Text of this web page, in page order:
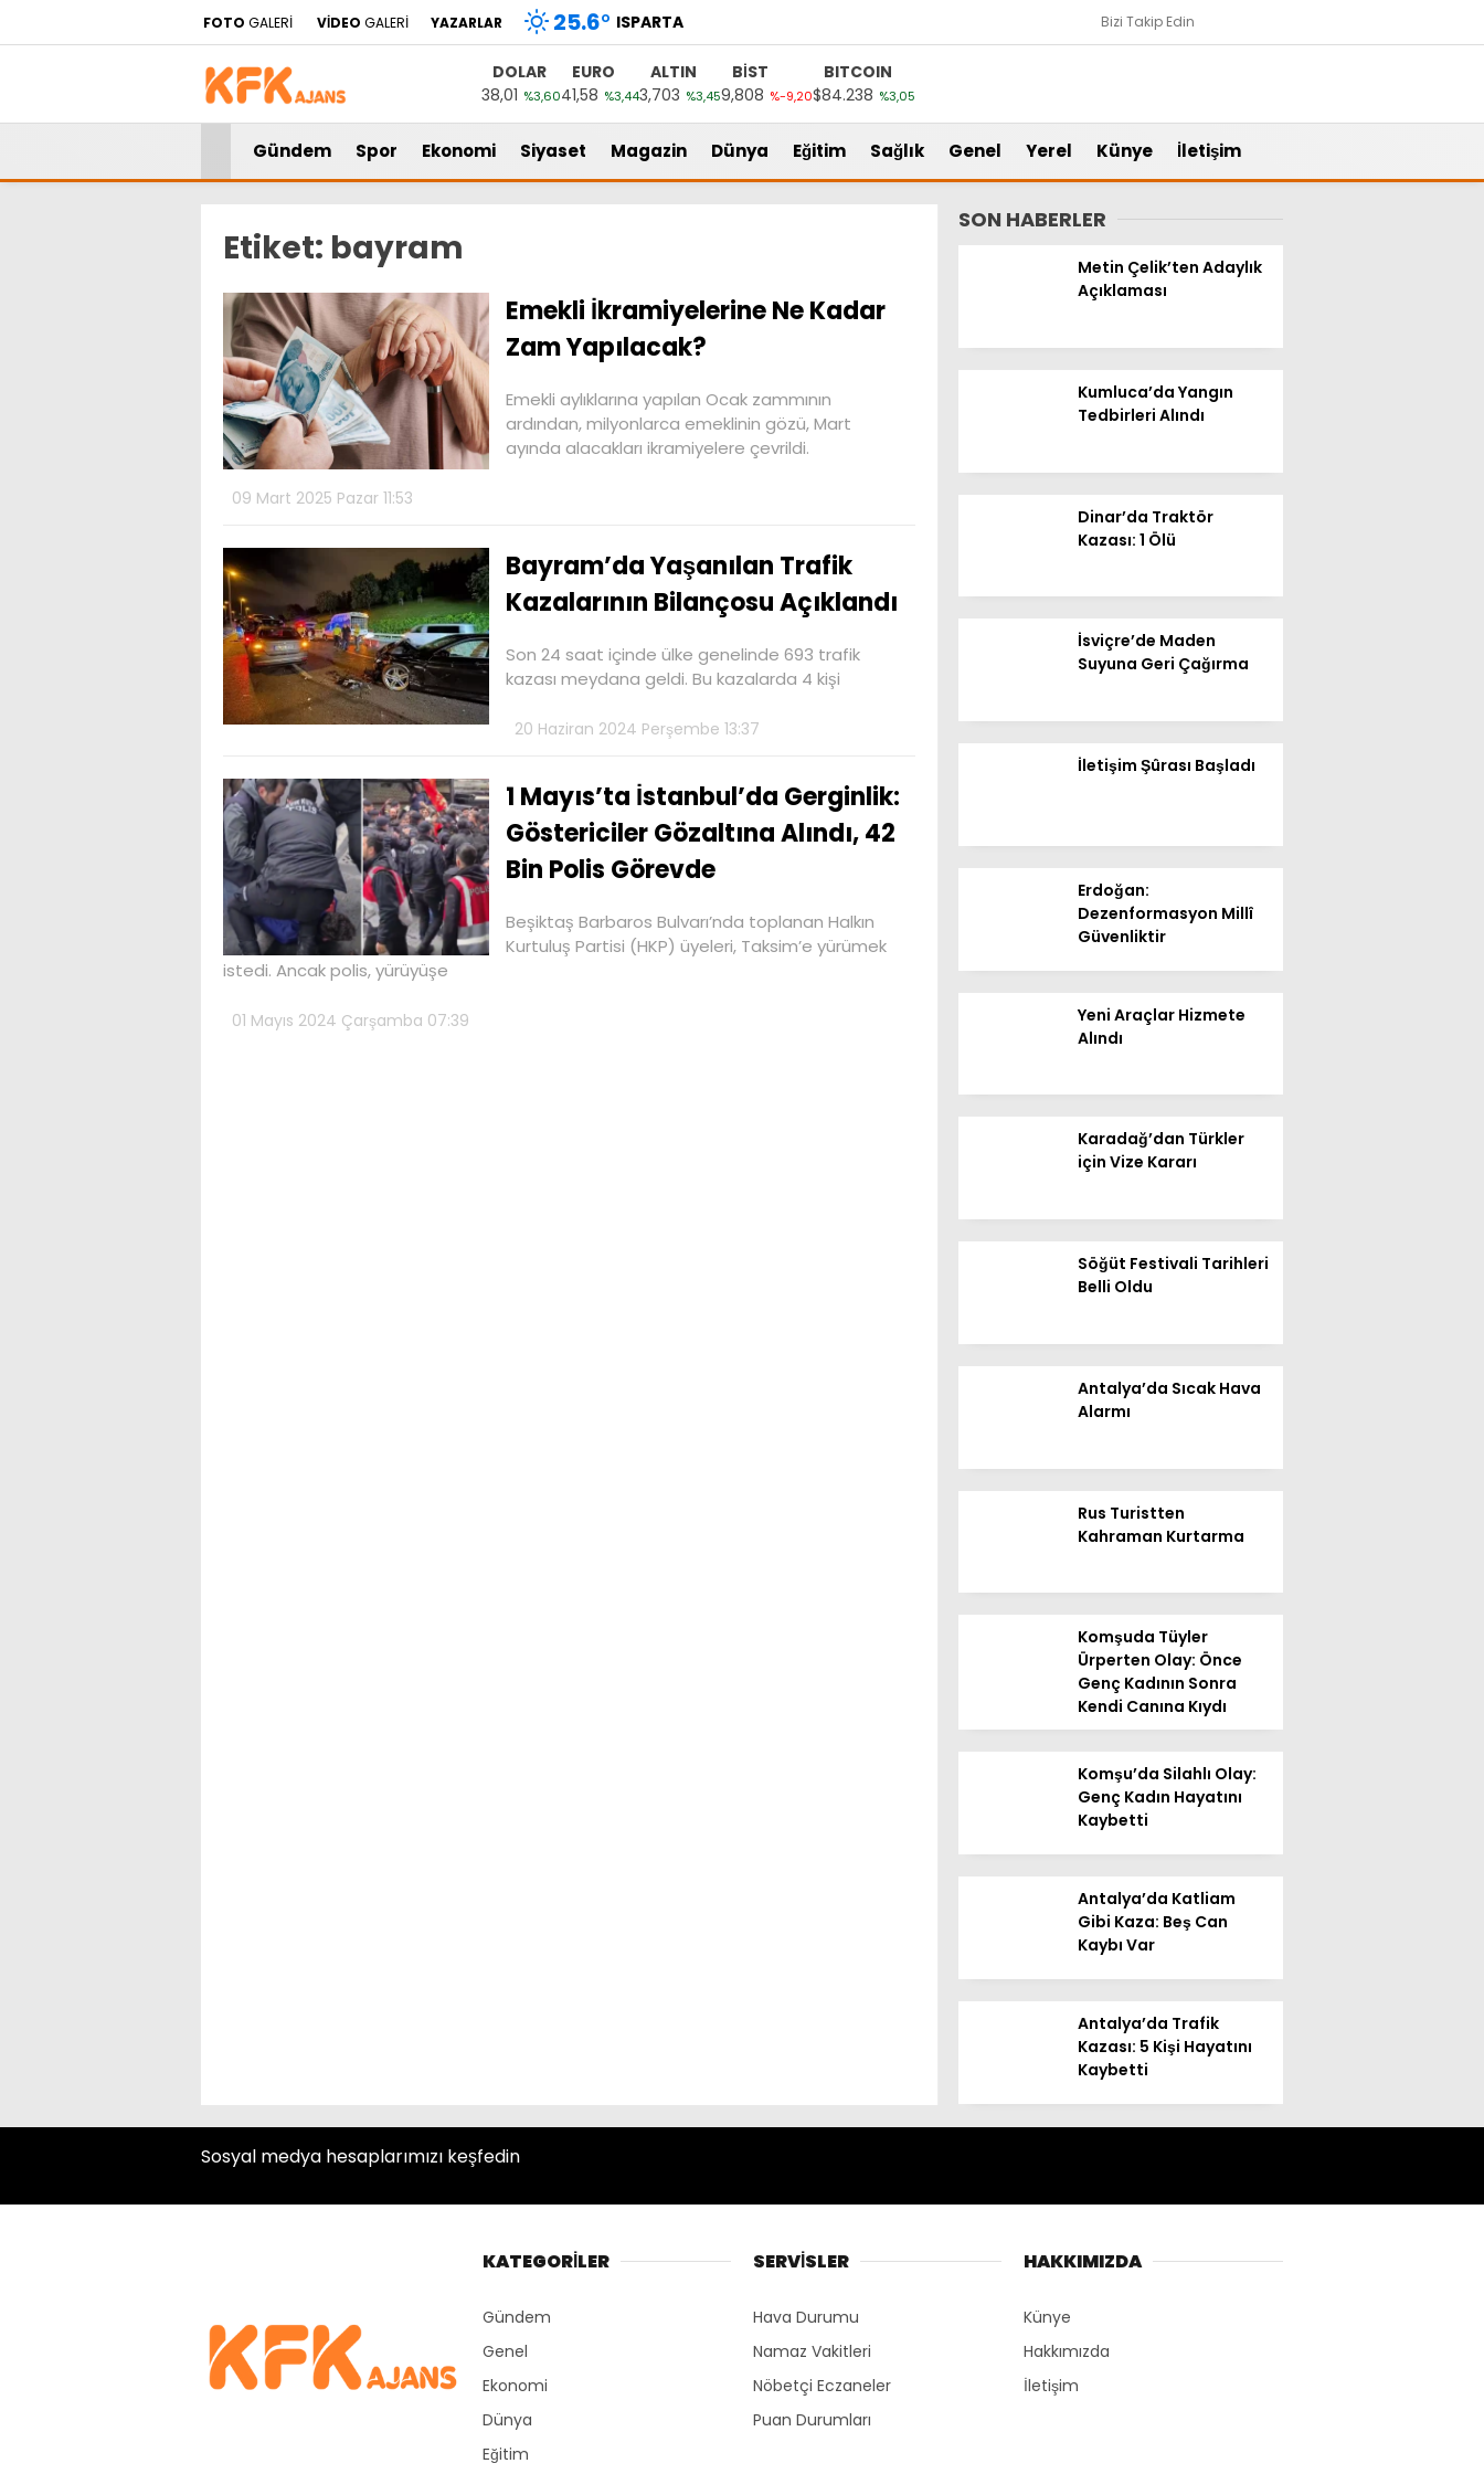
Siyaset
Eğitim
Sağlık
Künye
FOTO GALERİ VİDEO GALERİ YAZARLAR 25.6° ISPARTA Bizi Takip Edin
DOLAR
38,01 %3,60
EURO
41,58 %3,44
ALTIN
3,703 %3,45
BİST
9,808 %-9,20
BITCOIN
$84.238 %3,05
Gündem Spor Ekonomi Siyaset Magazin Dünya Eğitim Sağlık Genel Yerel Künye İletişim
Etiket: bayram
Emekli İkramiyelerine Ne Kadar
Zam Yapılacak?
Emekli aylıklarına yapılan Ocak zammının
ardından, milyonlarca emeklinin gözü, Mart
ayında alacakları ikramiyelere çevrildi.
09 Mart 2025 Pazar 11:53
Bayram’da Yaşanılan Trafik
Kazalarının Bilançosu Açıklandı
Son 24 saat içinde ülke genelinde 693 trafik
kazası meydana geldi. Bu kazalarda 4 kişi
20 Haziran 2024 Perşembe 13:37
1 Mayıs’ta İstanbul’da Gerginlik:
Göstericiler Gözaltına Alındı, 42
Bin Polis Görevde
Beşiktaş Barbaros Bulvarı’nda toplanan Halkın
Kurtuluş Partisi (HKP) üyeleri, Taksim’e yürümek
istedi. Ancak polis, yürüyüşe
01 Mayıs 2024 Çarşamba 07:39
SON HABERLER
Metin Çelik’ten Adaylık
Açıklaması
Kumluca’da Yangın
Tedbirleri Alındı
Dinar’da Traktör
Kazası: 1 Ölü
İsviçre’de Maden
Suyuna Geri Çağırma
İletişim Şûrası Başladı
Erdoğan:
Dezenformasyon Millî
Güvenliktir
Yeni Araçlar Hizmete
Alındı
Karadağ’dan Türkler
için Vize Kararı
Söğüt Festivali Tarihleri
Belli Oldu
Antalya’da Sıcak Hava
Alarmı
Rus Turistten
Kahraman Kurtarma
Komşuda Tüyler
Ürperten Olay: Önce
Genç Kadının Sonra
Kendi Canına Kıydı
Komşu’da Silahlı Olay:
Genç Kadın Hayatını
Kaybetti
Antalya’da Katliam
Gibi Kaza: Beş Can
Kaybı Var
Antalya’da Trafik
Kazası: 5 Kişi Hayatını
Kaybetti
Sosyal medya hesaplarımızı keşfedin
KATEGORİLER
Gündem
Genel
Ekonomi
Dünya
Eğitim
SERVİSLER
Hava Durumu
Namaz Vakitleri
Nöbetçi Eczaneler
Puan Durumları
HAKKIMIZDA
Künye
Hakkımızda
İletişim